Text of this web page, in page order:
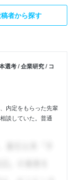
者から探す
選考 / 企業研究 / コ
内定をもらった先輩
談していた。普通